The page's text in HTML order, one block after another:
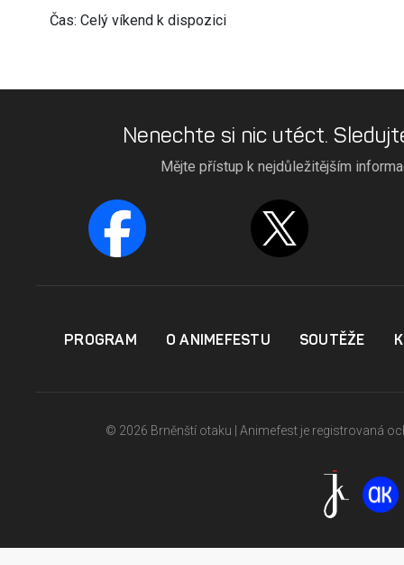
Čas: Celý víkend k dispozici
Nenechte si nic utéct.
Mějte přístup k nejdůležitějším
PROGRAM O ANIMEFESTU SOUTĚŽE
© 2026 Brněnští otaku | Animefest je registrovaná